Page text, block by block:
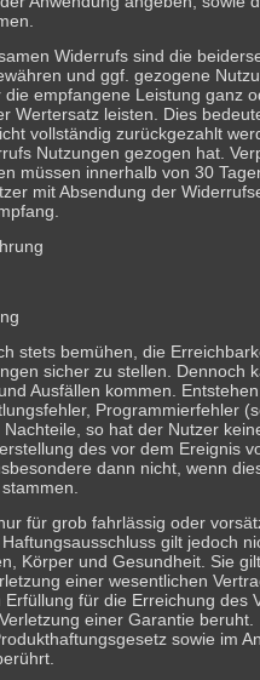
Widerrufs sind die
und ggf. gezogene
empfangene Leistung ganz
Wertersatz leisten. Dies
vollständig zurückgezahlt
Nutzungen gezogen hat.
müssen innerhalb von 30
mit Absendung der
stets bemühen, die
sicher zu stellen. Dennoch
Ausfällen kommen.
Programmierfehler
so hat der Nutzer
des vor dem Ereignis
dann nicht, wenn
für grob fahrlässig oder
gilt jedoch
Körper und Gesundheit. Sie
einer wesentlichen
für die Erreichung des
einer Garantie beruht.
sowie im